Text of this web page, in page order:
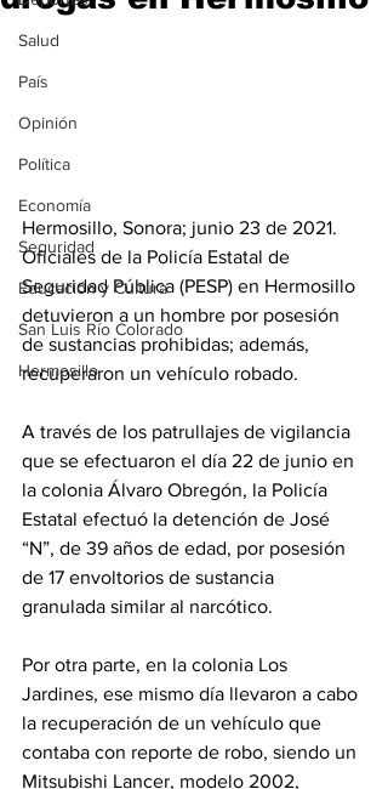
Salud
País
Opinión
Política
Economía
Seguridad
Educación y Cultura
San Luis Río Colorado
Hermosillo
Hermosillo, Sonora; junio 23 de 2021.
Oficiales de la Policía Estatal de
Seguridad Pública (PESP) en Hermosillo
detuvieron a un hombre por posesión
de sustancias prohibidas; además,
recuperaron un vehículo robado.
A través de los patrullajes de vigilancia
que se efectuaron el día 22 de junio en
la colonia Álvaro Obregón, la Policía
Estatal efectuó la detención de José
“N”, de 39 años de edad, por posesión
de 17 envoltorios de sustancia
granulada similar al narcótico.
Por otra parte, en la colonia Los
Jardines, ese mismo día llevaron a cabo
la recuperación de un vehículo que
contaba con reporte de robo, siendo un
Mitsubishi Lancer, modelo 2002,